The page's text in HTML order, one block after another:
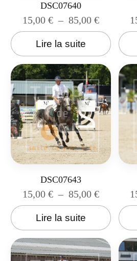
DSC07640
15,00 € – 85,00 €
Lire la suite
DSC07643
15,00 € – 85,00 €
Lire la suite